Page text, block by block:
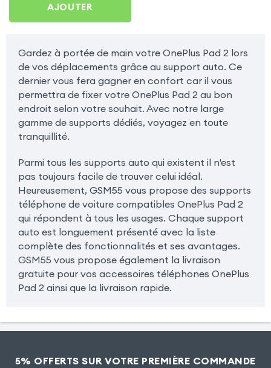
AJOUTER
Gardez à portée de main votre OnePlus Pad 2 lors
de vos déplacements grâce au support auto. Ce
dernier vous fera gagner en confort car il vous
permettra de fixer votre OnePlus Pad 2 au bon
endroit selon votre souhait. Avec notre large
gamme de supports dédiés, voyagez en toute
tranquillité.
Parmi tous les supports auto qui existent il n'est
pas toujours facile de trouver celui idéal.
Heureusement, GSM55 vous propose des supports
téléphone de voiture compatibles OnePlus Pad 2
qui répondent à tous les usages. Chaque support
auto est longuement présenté avec la liste
complète des fonctionnalités et ses avantages.
GSM55 vous propose également la livraison
gratuite pour vos accessoires téléphones OnePlus
Pad 2 ainsi que la livraison rapide.
5% OFFERTS SUR VOTRE PREMIÈRE COMMANDE